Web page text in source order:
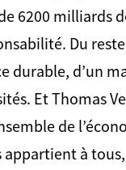
6200 milliards
Du
durable, d’un
Et Thomas
de
à